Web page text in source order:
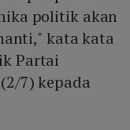
politik akan
kata kata
Partai
7) kepada